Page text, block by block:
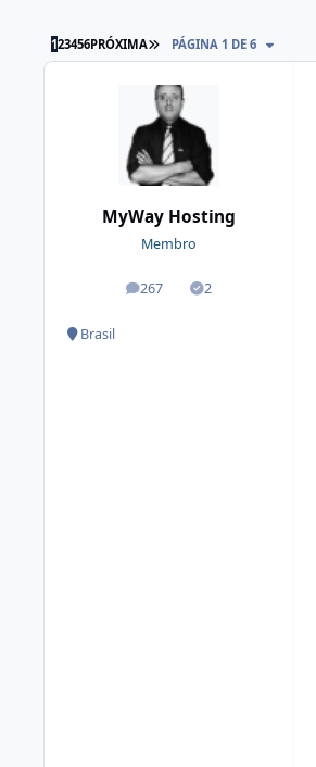
123456PRÓXIMA PÁGINA 1 DE 6
MyWay Hosting
Membro
267
posts 2
Soluções
Brasil